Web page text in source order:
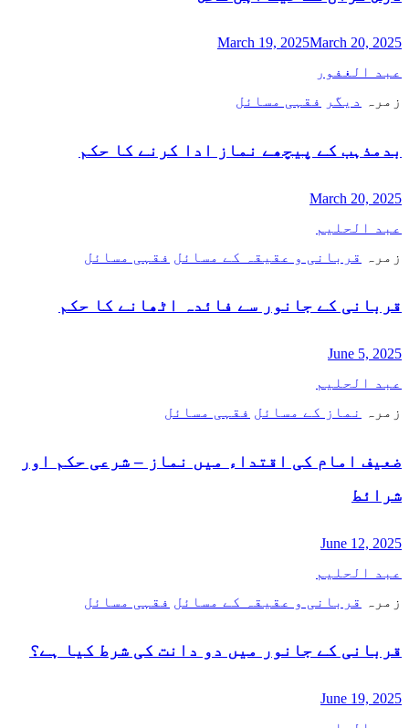
March 19, 2025March 20, 2025
عبد الغفور
زمرہ
دیگر فقہی مسائل
بدمذہب کے پیچھے نماز ادا کرنے کا حکم
March 20, 2025
عبد الحلیم
زمرہ
قربانی و عقیقہ کے مسائل فقہی مسائل
قربانی کے جانور سے فائدہ اٹھانے کا حکم
June 5, 2025
عبد الحلیم
زمرہ
نماز کے مسائل فقہی مسائل
ضعیف امام کی اقتداء میں نماز – شرعی حکم اور
شرائط
June 12, 2025
عبد الحلیم
زمرہ
قربانی و عقیقہ کے مسائل فقہی مسائل
قربانی کے جانور میں دو دانت کی شرط کیا ہے؟
June 19, 2025